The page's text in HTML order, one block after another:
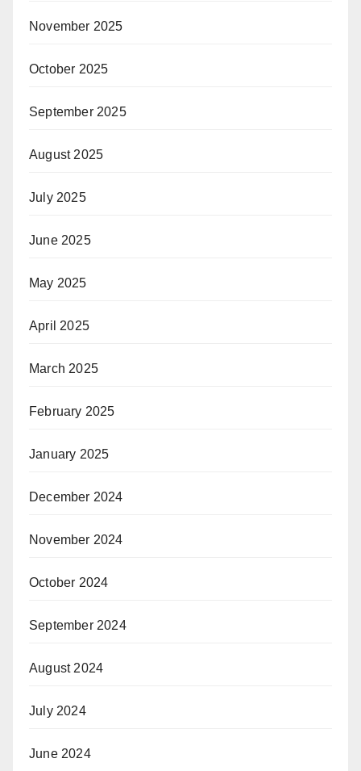
November 2025
October 2025
September 2025
August 2025
July 2025
June 2025
May 2025
April 2025
March 2025
February 2025
January 2025
December 2024
November 2024
October 2024
September 2024
August 2024
July 2024
June 2024